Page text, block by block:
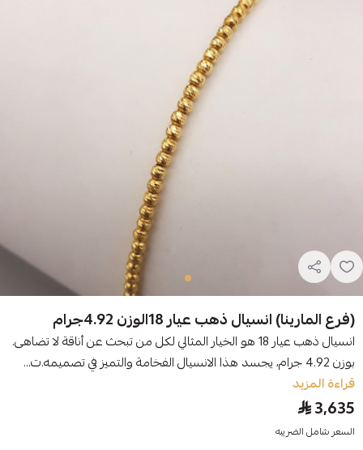
(فرع المارينا) انسيال ذهب عيار 18الوزن 4.92جرام
انسيال ذهب عيار 18 هو الخيار المثالي لكل من تبحث عن أناقة لا تضاهى.
بوزن 4.92 جرام، يجسد هذا الانسيال الفخامة والتميز في تصميمه.ت...
قراءة المزيد
3,635
السعر شامل الضريبه